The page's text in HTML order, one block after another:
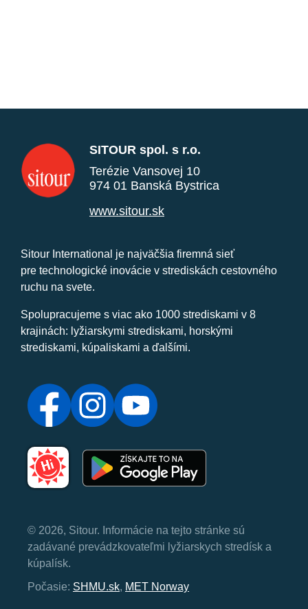
SITOUR spol. s r.o.
Terézie Vansovej 10
974 01 Banská Bystrica
www.sitour.sk
Sitour International je najväčšia firemná sieť
pre technologické inovácie v strediskách cestovného
ruchu na svete.
Spolupracujeme s viac ako 1000 strediskami v 8
krajinách: lyžiarskymi strediskami, horskými
strediskami, kúpaliskami a ďalšími.
© 2026, Sitour. Informácie na tejto stránke sú
zadávané prevádzkovateľmi lyžiarskych stredísk a
kúpalísk.
Počasie: SHMU.sk, MET Norway